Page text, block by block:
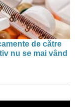
de către
nu se mai vând